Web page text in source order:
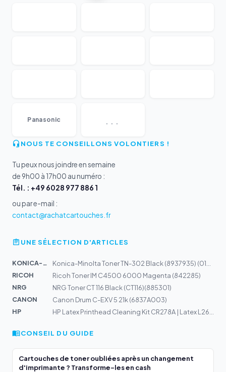
Panasonic ...
NOUS TE CONSEILLONS VOLONTIERS !
Tu peux nous joindre en semaine
de 9h00 à 17h00 au numéro :
Tél. : +49 6028 977 886 1
ou par e-mail :
contact@rachatcartouches.fr
UNE SÉLECTION D'ARTICLES
KONICA-MIN...
RICOH
Ricoh Toner IM C4500 6000 Magenta (842285)
NRG
NRG Toner CT 116 Black (CT116)(885301)
CANON
Canon Drum C-EXV 5 21k (6837A003)
HP
CONSEIL DU GUIDE
Cartouches de toner oubliées après un changement
d'imprimante ? Transforme-les en cash